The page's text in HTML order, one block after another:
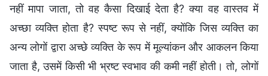
नहीं मापा जाता, तो वह कैसा दिखाई देता है? क्या वह वास्तव में
अच्छा व्यक्ति होता है? स्पष्ट रूप से नहीं, क्योंकि जिस व्यक्ति का
अन्य लोगों द्वारा अच्छे व्यक्ति के रूप में मूल्यांकन और आकलन किया
जाता है, उसमें किसी भी भ्रष्ट स्वभाव की कमी नहीं होती। तो, लोगों